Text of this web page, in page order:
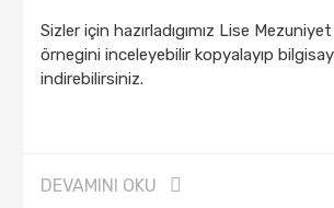
Sizler için hazırladıgımız Lise
örnegini inceleyebilir kopyalayıp
indirebilirsiniz.
DEVAMINI OKU